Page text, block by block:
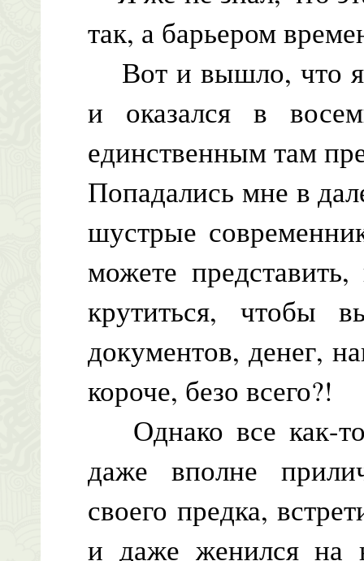
так, а барьером
Вот и вышло, что я
и оказался в
единственным там
Попадались мне в
шустрые
можете
крутиться, чтобы
документов, денег,
короче, безо всего?!
Однако все как-
даже вполне
своего предка,
и даже женился